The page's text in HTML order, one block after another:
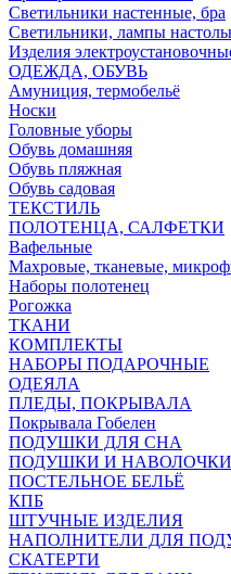
Светильники настенные, бра
Светильники, лампы
Изделия
ОДЕЖДА, ОБУВЬ
Амуниция, термобельё
Носки
Головные уборы
Обувь домашняя
Обувь пляжная
Обувь садовая
ТЕКСТИЛЬ
ПОЛОТЕНЦА, САЛФЕТКИ
Вафельные
Махровые, тканевые,
Наборы полотенец
Рогожка
ТКАНИ
КОМПЛЕКТЫ
НАБОРЫ ПОДАРОЧНЫЕ
ОДЕЯЛА
ПЛЕДЫ, ПОКРЫВАЛА
Покрывала Гобелен
ПОДУШКИ ДЛЯ СНА
ПОДУШКИ И
ПОСТЕЛЬНОЕ БЕЛЬЁ
КПБ
ШТУЧНЫЕ ИЗДЕЛИЯ
НАПОЛНИТЕЛИ ДЛЯ
СКАТЕРТИ